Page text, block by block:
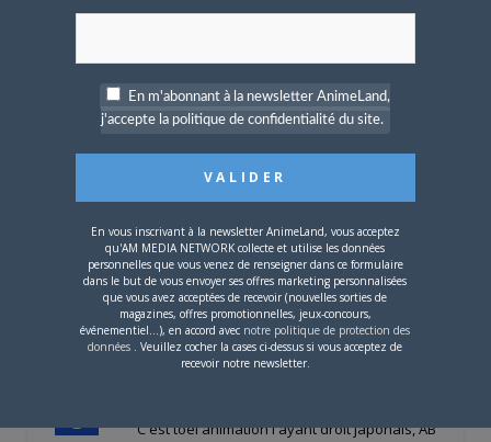
ya des apparitions des anciens mais bon
c'est vraiment pour les nouvelles
vois pas beaucoup de choses a censuré
suite mais c'est tout . La bataile du
sanctuaire originale etait plus develloppée
deux episodes pour un combat c'est rien
comparé a dbz ou goku passe minimum 20
episodes contre freeza
CONNECTEZ-VOUS POUR RÉPONDRE
C'est toei animation l'ayant droit japonais, AB
En m'abonnant à la newsletter AnimeLand,
j'accepte la politique de confidentialité du site.
En vous inscrivant à la newsletter AnimeLand, vous acceptez
qu'AM MEDIA NETWORK collecte et utilise les données
personnelles que vous venez de renseigner dans ce formulaire
dans le but de vous envoyer ses offres marketing personnalisées
que vous avez acceptées de recevoir (nouvelles sorties de
magazines, offres promotionnelles, jeux-concours,
événementiel...), en accord avec notre politique de protection des
données . Veuillez cocher la cases ci-dessus si vous acceptez de
recevoir notre newsletter.